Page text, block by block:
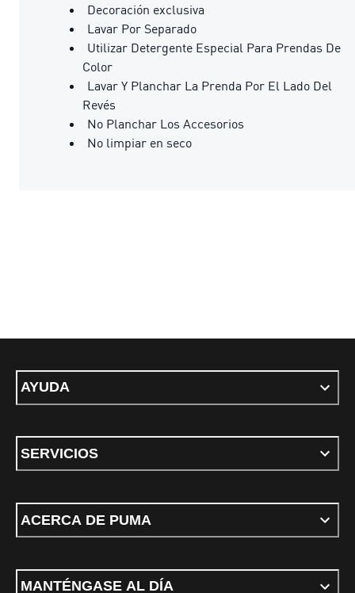
Decoración exclusiva
Lavar Por Separado
Utilizar Detergente Especial Para Prendas De
Color
Lavar Y Planchar La Prenda Por El Lado Del
Revés
No Planchar Los Accesorios
No limpiar en seco
AYUDA
SERVICIOS
ACERCA DE PUMA
MANTÉNGASE AL DÍA